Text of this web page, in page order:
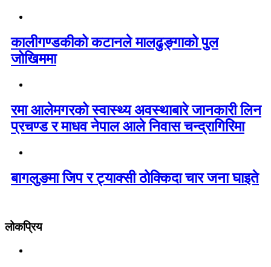
कालीगण्डकीको कटानले मालढुङ्गाको पुल
जोखिममा
रमा आलेमगरको स्वास्थ्य अवस्थाबारे जानकारी लिन
प्रचण्ड र माधव नेपाल आले निवास चन्द्रागिरिमा
बागलुङमा जिप र ट्याक्सी ठोक्किदा चार जना घाइते
लोकप्रिय